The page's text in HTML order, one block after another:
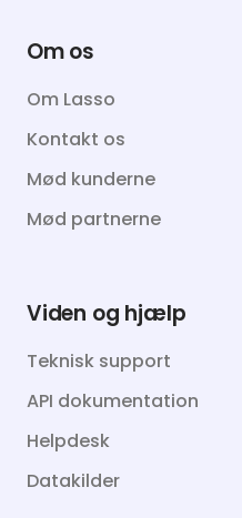
Om os
Om Lasso
Kontakt os
Mød kunderne
Mød partnerne
Viden og hjælp
Teknisk support
API dokumentation
Helpdesk
Datakilder